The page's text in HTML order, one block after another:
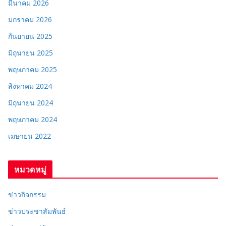
มีนาคม 2026
มกราคม 2026
กันยายน 2025
มิถุนายน 2025
พฤษภาคม 2025
สิงหาคม 2024
มิถุนายน 2024
พฤษภาคม 2024
เมษายน 2022
หมวดหมู่
ข่าวกิจกรรม
ข่าวประชาสัมพันธ์